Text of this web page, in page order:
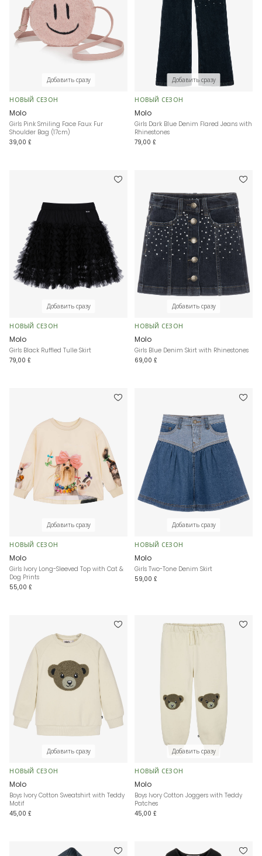
Добавить сразу
НОВЫЙ СЕЗОН
Molo
Girls Pink Smiling Face Faux Fur
Shoulder Bag (17cm)
39,00 £
Добавить сразу
НОВЫЙ СЕЗОН
Molo
Girls Dark Blue Denim Flared Jeans with
Rhinestones
79,00 £
Добавить сразу
НОВЫЙ СЕЗОН
Molo
Girls Black Ruffled Tulle Skirt
79,00 £
Добавить сразу
НОВЫЙ СЕЗОН
Molo
Girls Blue Denim Skirt with Rhinestones
69,00 £
Добавить сразу
НОВЫЙ СЕЗОН
Molo
Girls Ivory Long-Sleeved Top with Cat &
Dog Prints
55,00 £
Добавить сразу
НОВЫЙ СЕЗОН
Molo
Girls Two-Tone Denim Skirt
59,00 £
Добавить сразу
НОВЫЙ СЕЗОН
Molo
Boys Ivory Cotton Sweatshirt with Teddy
Motif
45,00 £
Добавить сразу
НОВЫЙ СЕЗОН
Molo
Boys Ivory Cotton Joggers with Teddy
Patches
45,00 £